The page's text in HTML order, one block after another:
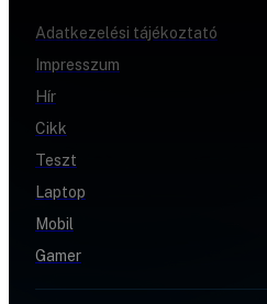
Adatkezelési tájékoztató
Impresszum
Hír
Cikk
Teszt
Laptop
Mobil
Gamer